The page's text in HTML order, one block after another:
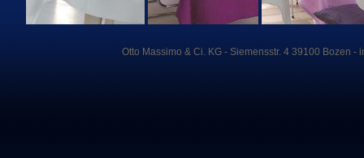
Otto Massimo & Ci. KG - Siemensstr. 4 39100 Bozen -